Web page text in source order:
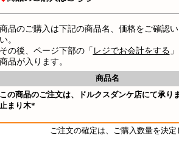
商品のご購入は下記の商品名、価格をご確認
い。
その後、ページ下部の「 レジでお会計をする
商品が入ります。
商品名
この商品のご注文は、ドルクスダンケ店にて承り
止まり木*
ご注文の確定は、ご購入数量を決定